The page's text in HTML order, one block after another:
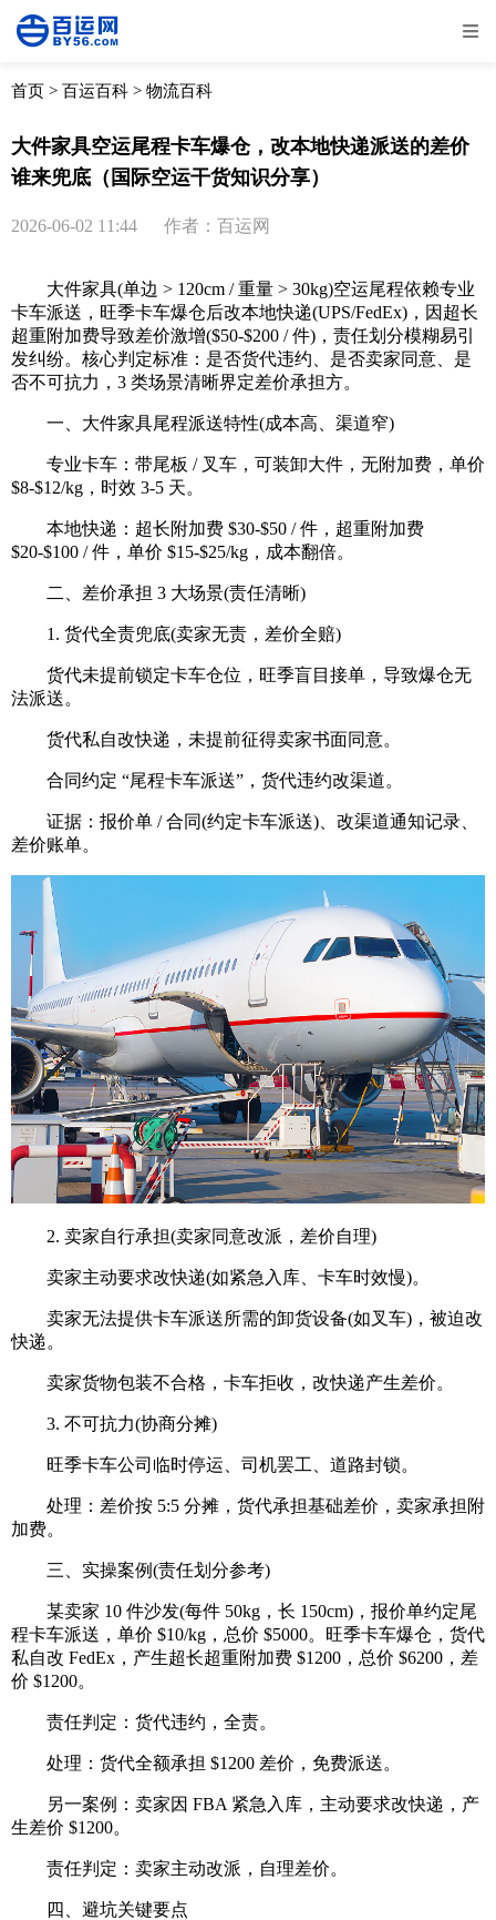
全部 物流资讯
取消
首页 > 百运百科 > 物流百科
大件家具空运尾程卡车爆仓，改本地快递派送的差价
谁来兜底（国际空运干货知识分享）
2026-06-02 11:44 作者：百运网
大件家具(单边 > 120cm / 重量 > 30kg)空运尾程依赖专业
卡车派送，旺季卡车爆仓后改本地快递(UPS/FedEx)，因超长
超重附加费导致差价激增($50-$200 / 件)，责任划分模糊易引
发纠纷。核心判定标准：是否货代违约、是否卖家同意、是
否不可抗力，3 类场景清晰界定差价承担方。
一、大件家具尾程派送特性(成本高、渠道窄)
专业卡车：带尾板 / 叉车，可装卸大件，无附加费，单价
$8-$12/kg，时效 3-5 天。
本地快递：超长附加费 $30-$50 / 件，超重附加费
$20-$100 / 件，单价 $15-$25/kg，成本翻倍。
二、差价承担 3 大场景(责任清晰)
1. 货代全责兜底(卖家无责，差价全赔)
货代未提前锁定卡车仓位，旺季盲目接单，导致爆仓无
法派送。
货代私自改快递，未提前征得卖家书面同意。
合同约定 “尾程卡车派送”，货代违约改渠道。
证据：报价单 / 合同(约定卡车派送)、改渠道通知记录、
差价账单。
2. 卖家自行承担(卖家同意改派，差价自理)
卖家主动要求改快递(如紧急入库、卡车时效慢)。
卖家无法提供卡车派送所需的卸货设备(如叉车)，被迫改
快递。
卖家货物包装不合格，卡车拒收，改快递产生差价。
3. 不可抗力(协商分摊)
旺季卡车公司临时停运、司机罢工、道路封锁。
处理：差价按 5:5 分摊，货代承担基础差价，卖家承担附
加费。
三、实操案例(责任划分参考)
某卖家 10 件沙发(每件 50kg，长 150cm)，报价单约定尾
程卡车派送，单价 $10/kg，总价 $5000。旺季卡车爆仓，货代
私自改 FedEx，产生超长超重附加费 $1200，总价 $6200，差
价 $1200。
责任判定：货代违约，全责。
处理：货代全额承担 $1200 差价，免费派送。
另一案例：卖家因 FBA 紧急入库，主动要求改快递，产
生差价 $1200。
责任判定：卖家主动改派，自理差价。
四、避坑关键要点